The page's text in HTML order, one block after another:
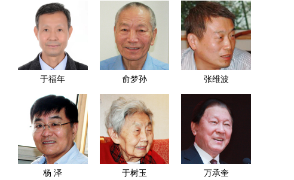
于福年 俞梦孙 张维波
杨 泽 于树玉 万承奎